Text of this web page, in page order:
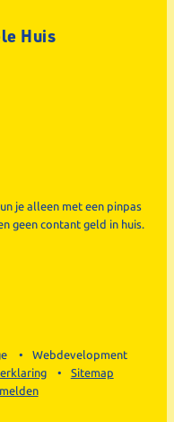
Huis
je alleen met een pinpas
geen contant geld in huis.
Webdevelopment
Sitemap